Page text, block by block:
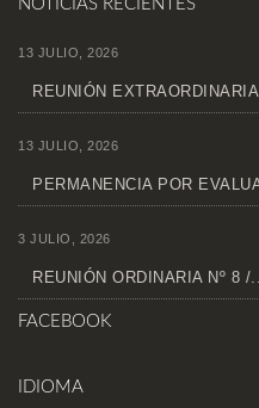
NOTICIAS RECIENTES
13 JULIO, 2026
REUNIÓN
13 JULIO, 2026
PERMANENCIA POR
3 JULIO, 2026
REUNIÓN ORDINARIA Nº 8 /
FACEBOOK
IDIOMA